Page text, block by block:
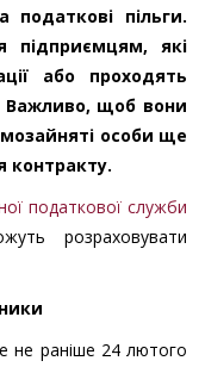
пільги.
підприємцям, які
або проходять
Важливо, щоб вони
особи ще
контракту.
податкової служби
розраховувати
не раніше 24 лютого